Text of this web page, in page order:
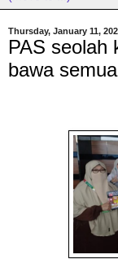
Thursday, January 11,
PAS seolah
bawa